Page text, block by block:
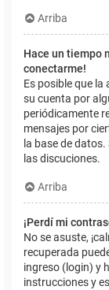
Arriba
Hace un tiempo
conectarme!
Es posible que
su cuenta por
periódicamente
mensajes por
la base de
las discuciones.
Arriba
¡Perdí mi
No se asuste,
recuperada
ingreso (login) y
instrucciones y